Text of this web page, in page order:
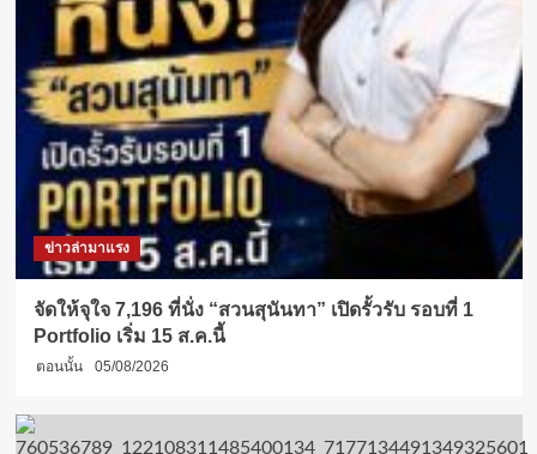
ข่าวล่ามาแรง
จัดให้จุใจ 7,196 ที่นั่ง “สวนสุนันทา” เปิดรั้วรับ รอบที่ 1
Portfolio เริ่ม 15 ส.ค.นี้
ตอนนั้น 05/08/2026